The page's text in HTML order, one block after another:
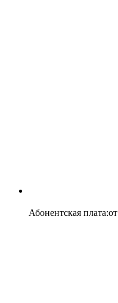
Абонентская плата:от